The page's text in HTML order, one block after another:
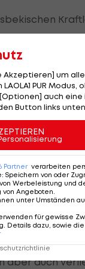
da bin
man sich
Bewege ich
schiebe.
Aber
bei nur
als du
kann.
aber auch
Akzeptieren] um
PUR
auch
Button links
Partner verarbeiten
: Speichern von oder
Werbeleistung und
von Angeboten
unter Umständen
für gewisse
Details dazu, sowie